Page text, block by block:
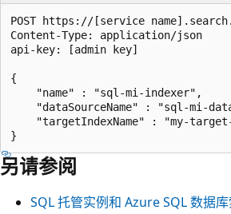
POST https://[service
Content-Type: application/json
api-key: [admin key]
{
    "name" : "sql-mi-indexer",
"dataSourceName" : "sql-mi-
"targetIndexName" : "my-
另请参阅
SQL 托管实例和 Azure SQL 数据